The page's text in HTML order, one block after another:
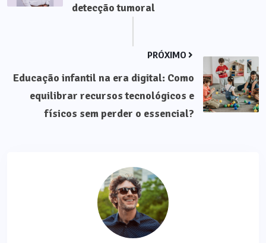
detecção tumoral
PRÓXIMO
Educação infantil na era digital: Como
equilibrar recursos tecnológicos e
físicos sem perder o essencial?